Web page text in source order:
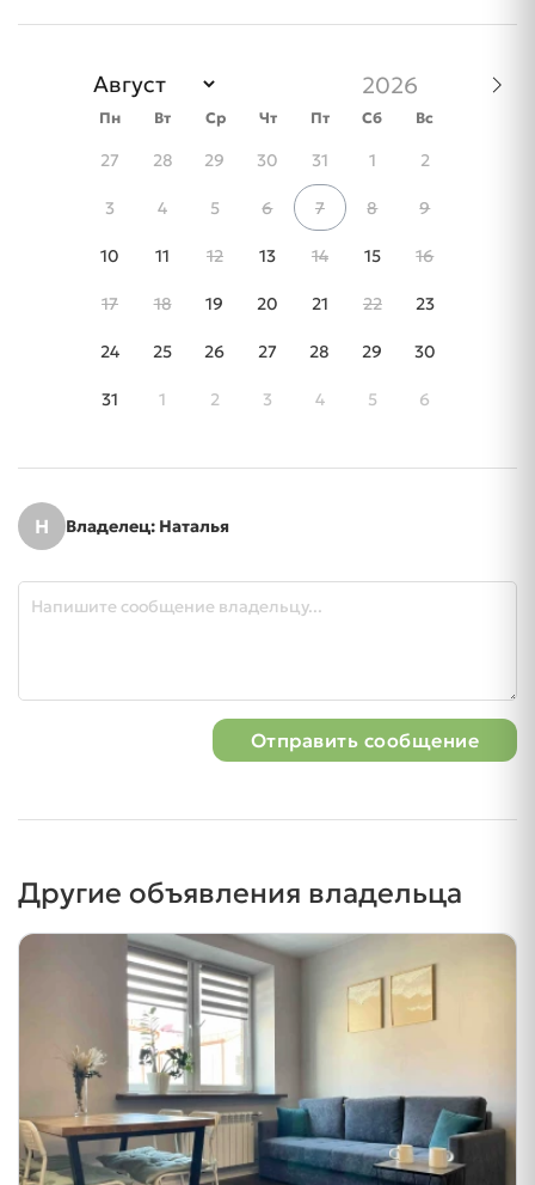
Пн Вт Ср Чт Пт Сб Вс
27 28 29 30 31 1 2
3 4 5 6 7 8 9
10 11 12 13 14 15 16
17 18 19 20 21 22 23
24 25 26 27 28 29 30
31 1 2 3 4 5 6
Н Владелец: Наталья
Отправить сообщение
Другие объявления владельца